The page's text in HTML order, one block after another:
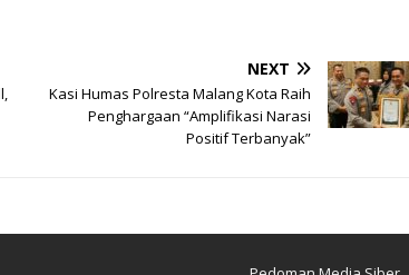
NEXT
Kasi Humas Polresta Malang Kota Raih
Penghargaan “Amplifikasi Narasi
Positif Terbanyak”